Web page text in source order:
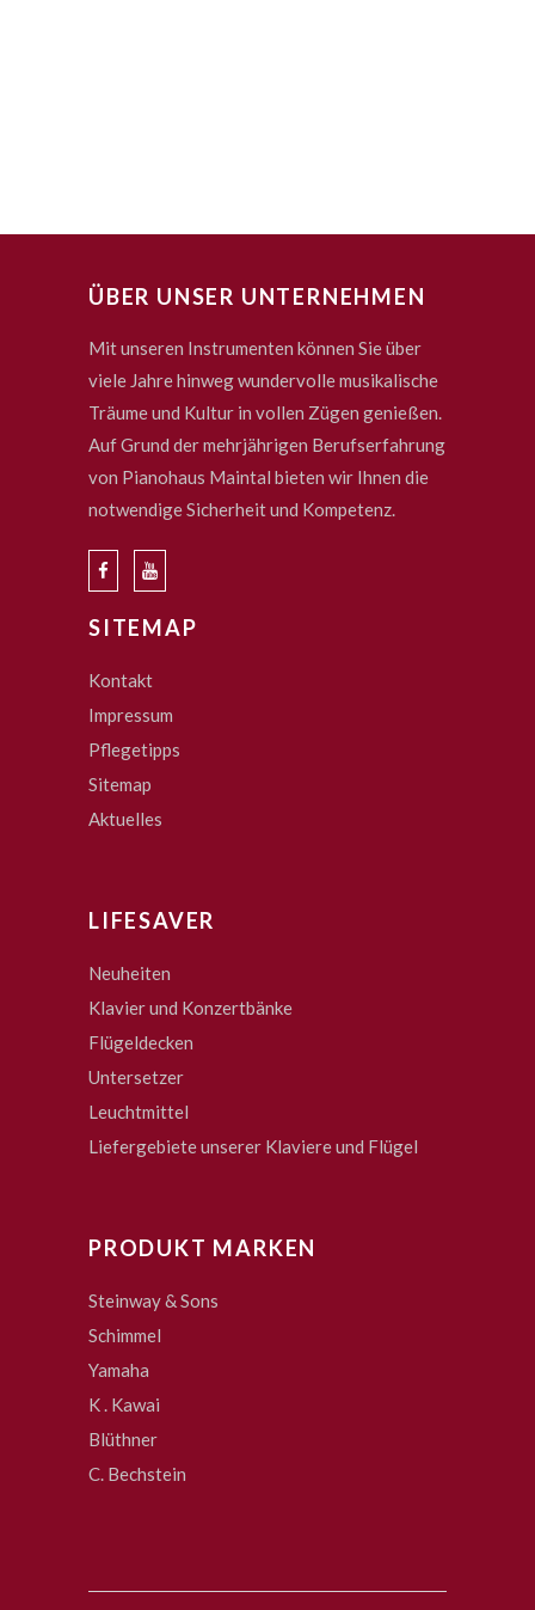
ÜBER UNSER UNTERNEHMEN
Mit unseren Instrumenten können Sie über
viele Jahre hinweg wundervolle musikalische
Träume und Kultur in vollen Zügen genießen.
Auf Grund der mehrjährigen Berufserfahrung
von Pianohaus Maintal bieten wir Ihnen die
notwendige Sicherheit und Kompetenz.
SITEMAP
Kontakt
Impressum
Pflegetipps
Sitemap
Aktuelles
LIFESAVER
Neuheiten
Klavier und Konzertbänke
Flügeldecken
Untersetzer
Leuchtmittel
Liefergebiete unserer Klaviere und Flügel
PRODUKT MARKEN
Steinway & Sons
Schimmel
Yamaha
K . Kawai
Blüthner
C. Bechstein